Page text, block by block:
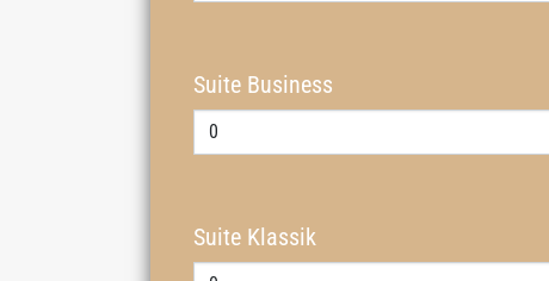
Suite Business
Suite Klassik